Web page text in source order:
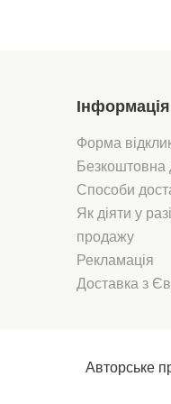
органічних
стандарт оцінює
виробництво та
продукту та
що він містить
кількість
органічного
Продукт
використання,
зменшити кількість
пральній машині.
Форма
Безкоштовна
Способи
Як діяти у
продажу
Рекламація
Доставка з
Авторське